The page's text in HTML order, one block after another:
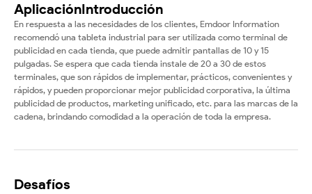
AplicaciónIntroducción
En respuesta a las necesidades de los clientes, Emdoor Information
recomendó una tableta industrial para ser utilizada como terminal de
publicidad en cada tienda, que puede admitir pantallas de 10 y 15
pulgadas. Se espera que cada tienda instale de 20 a 30 de estos
terminales, que son rápidos de implementar, prácticos, convenientes y
rápidos, y pueden proporcionar mejor publicidad corporativa, la última
publicidad de productos, marketing unificado, etc. para las marcas de la
cadena, brindando comodidad a la operación de toda la empresa.
Desafíos